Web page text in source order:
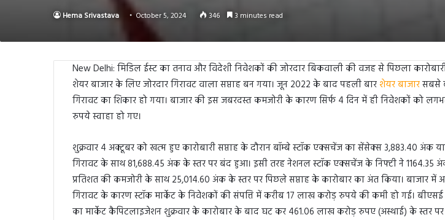
Hema Srivastava October 5, 2024 346 3 minutes read
New Delhi: मिडिल ईस्ट का तनाव और विदेशी निवेशकों की जोरदार बिकवाली की वजह से पिछला
शेयर बाजार के लिए जोरदार गिरावट वाला सप्ताह बन गया। जून 2022 के बाद पहली बारशेयर बाजारसबसे
गिरावट का शिकार हो गया। बाजार की इस जबरदस्त कमजोरी के कारण सिर्फ 4 दिन में ही निवेशकों को
रुपये स्वाहा हो गए।
शुक्रवार 4 अक्टूबर को खत्म हुए कारोबारी सप्ताह के दौरान बॉम्बे स्टॉक एक्सचेंज का सेंसेक्स 3,883.40 अंक
गिरावट के साथ 81,688.45 अंक के स्तर पर बंद हुआ। इसी तरह नेशनल स्टॉक एक्सचेंज के निफ्टी ने 1164.35
प्रतिशत की कमजोरी के साथ 25,014.60 अंक के स्तर पर पिछले सप्ताह के कारोबार का अंत किया। बाजार में
गिरावट के कारण स्टॉक मार्केट के निवेशकों की संपत्ति में करीब 17 लाख करोड़ रुपये की कमी हो गई।
का मार्केट कैपिटलाइजेशन शुक्रवार के कारोबार के बाद घट कर 461.06 लाख करोड़ रुपए (अस्थाई) के स्तर